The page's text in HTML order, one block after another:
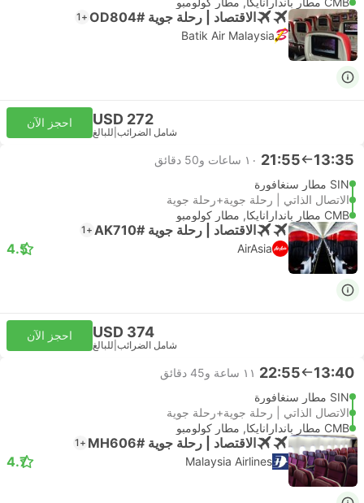
الاقتصاد | رحلة جوية #OD804 +1
Batik Air Malaysia
USD 272
شامل الضرائب للبالغ
احجز الآن
13:35
21:55 ١٠ ساعات و‫50 دقائق
SIN مطار سنغافورة
الاتصال الذاتي | رحلة جوية+رحلة جوية
CMB مطار باندارانايكا, مطار كولومبو
الاقتصاد | رحلة جوية #AK710 +1
AirAsia
4.5
USD 374
شامل الضرائب للبالغ
احجز الآن
13:40
22:55 ١١ ساعة و‫45 دقائق
SIN مطار سنغافورة
الاتصال الذاتي | رحلة جوية+رحلة جوية
CMB مطار باندارانايكا, مطار كولومبو
الاقتصاد | رحلة جوية #MH606 +1
Malaysia Airlines
4.7